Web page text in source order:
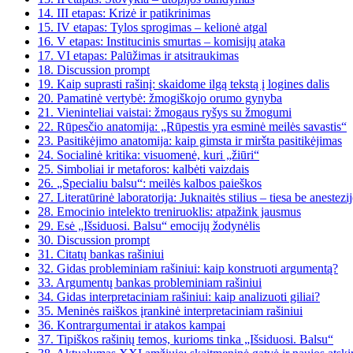
14. III etapas: Krizė ir patikrinimas
15. IV etapas: Tylos sprogimas – kelionė atgal
16. V etapas: Institucinis smurtas – komisijų ataka
17. VI etapas: Palūžimas ir atsitraukimas
18. Discussion prompt
19. Kaip suprasti rašinį: skaidome ilgą tekstą į logines dalis
20. Pamatinė vertybė: žmogiškojo orumo gynyba
21. Vieninteliai vaistai: žmogaus ryšys su žmogumi
22. Rūpesčio anatomija: „Rūpestis yra esminė meilės savastis“
23. Pasitikėjimo anatomija: kaip gimsta ir miršta pasitikėjimas
24. Socialinė kritika: visuomenė, kuri „žiūri“
25. Simboliai ir metaforos: kalbėti vaizdais
26. „Specialiu balsu“: meilės kalbos paieškos
27. Literatūrinė laboratorija: Juknaitės stilius – tiesa be
28. Emocinio intelekto treniruoklis: atpažink jausmus
29. Esė „Išsiduosi. Balsu“ emocijų žodynėlis
30. Discussion prompt
31. Citatų bankas rašiniui
32. Gidas probleminiam rašiniui: kaip konstruoti argumentą?
33. Argumentų bankas probleminiam rašiniui
34. Gidas interpretaciniam rašiniui: kaip analizuoti giliai?
35. Meninės raiškos įrankinė interpretaciniam rašiniui
36. Kontrargumentai ir atakos kampai
37. Tipiškos rašinių temos, kurioms tinka „Išsiduosi. Balsu“